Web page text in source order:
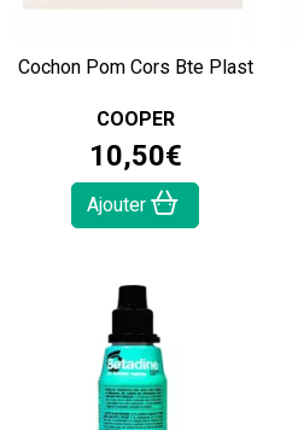
Cochon Pom Cors Bte Plast
COOPER
10,50€
Ajouter